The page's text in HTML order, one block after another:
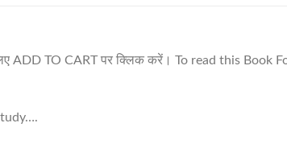
ADD TO CART पर क्लिक करें। To read this Book